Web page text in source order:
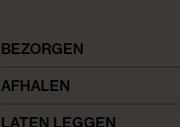
BEZORGEN
AFHALEN
LATEN LEGGEN